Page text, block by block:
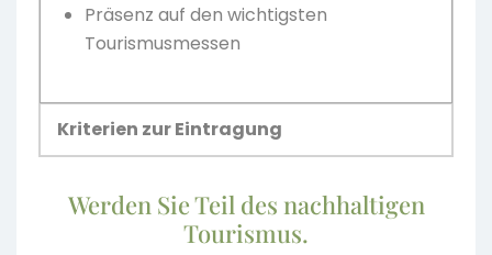
Präsenz auf den wichtigsten
Tourismusmessen
Kriterien zur Eintragung
Werden Sie Teil des nachhaltigen
Tourismus.